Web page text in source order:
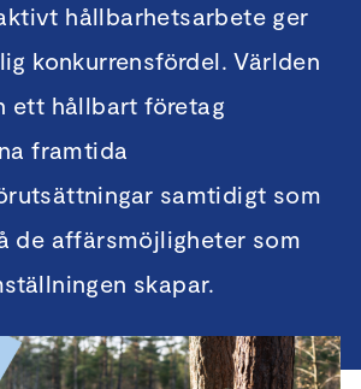
hållbarhetsarbete ger
konkurrensfördel. Världen
ett hållbart företag
framtida
samtidigt som
de affärsmöjligheter som
skapar.